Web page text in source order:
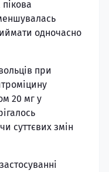
одночасно
при
20 мг у
суттєвих змін